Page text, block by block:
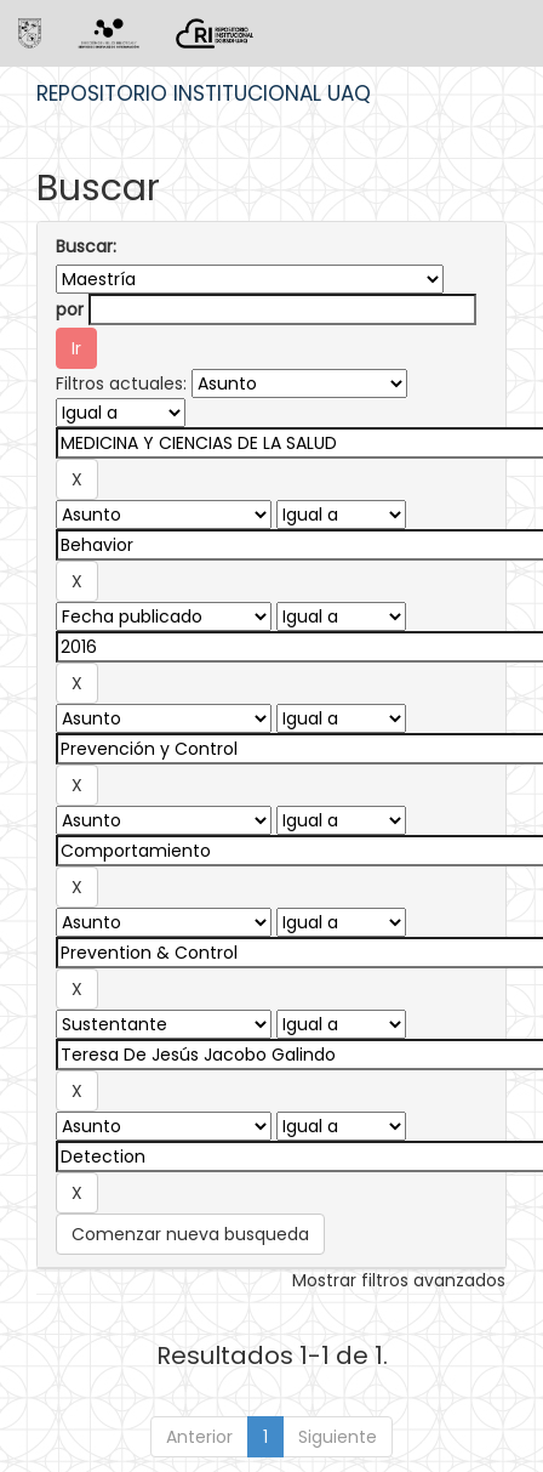
REPOSITORIO INSTITUCIONAL UAQ
Buscar
Buscar:
por
Filtros actuales:
Comenzar nueva busqueda
Mostrar filtros avanzados
Resultados 1-1 de 1.
Anterior 1 Siguiente